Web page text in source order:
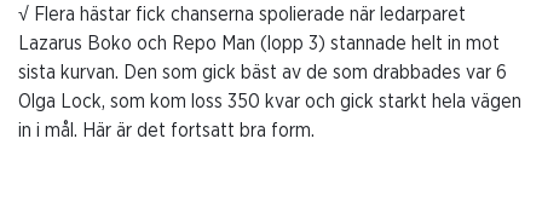
√ Flera hästar fick chanserna spolierade när ledarparet
Lazarus Boko och Repo Man (lopp 3) stannade helt in mot
sista kurvan. Den som gick bäst av de som drabbades var 6
Olga Lock, som kom loss 350 kvar och gick starkt hela vägen
in i mål. Här är det fortsatt bra form.